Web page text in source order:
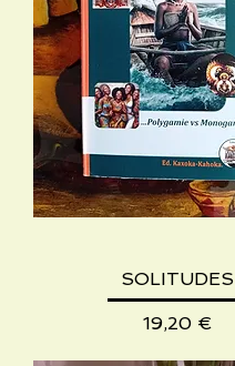
SOLITUDES
Preis
19,20 €